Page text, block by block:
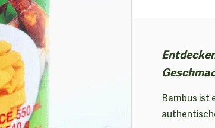
Bambus ist